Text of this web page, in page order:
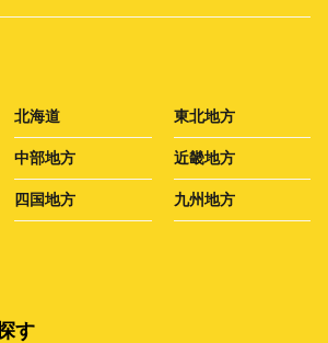
北海道 東北地方
中部地方 近畿地方
四国地方 九州地方
す